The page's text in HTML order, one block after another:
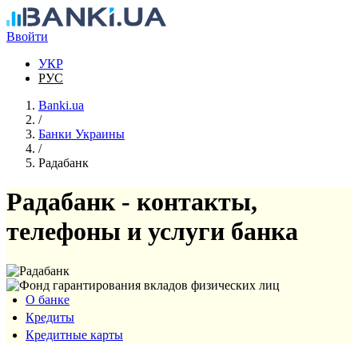
Перейти к основному содержанию
Ввойти
УКР
РУС
Banki.ua
/
Банки Украины
/
Радабанк
Радабанк - контакты,
телефоны и услуги банка
О банке
Кредиты
Кредитные карты